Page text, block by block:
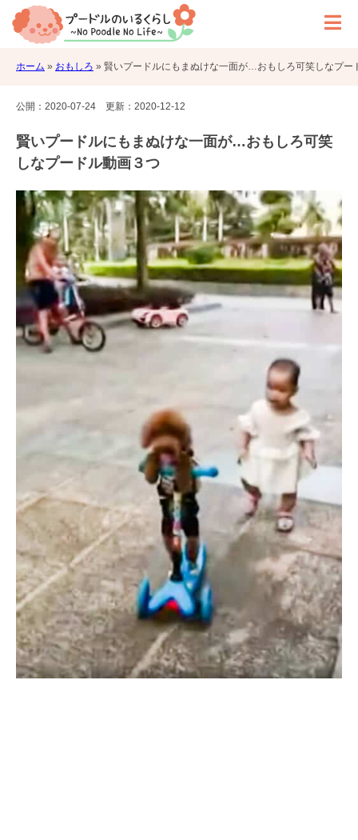
ホーム » おもしろ » 賢いプードルにもまぬけな一面が…おもしろ可笑しなプー
公開： 2020-07-24 更新： 2020-12-12
賢いプードルにもまぬけな一面が…おもしろ可笑
しなプードル動画３つ